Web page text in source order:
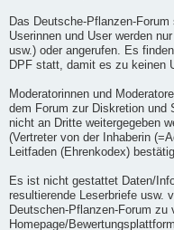
Das Deutsche-Pflanzen-
Userinnen und User werden
usw.) oder angerufen. Es
DPF statt, damit es zu keinen
Moderatorinnen und
dem Forum zur Diskretion und
nicht an Dritte weitergegeben
(Vertreter von der Inhaberin
Leitfaden (Ehrenkodex)
Es ist nicht gestattet Daten/
resultierende Leserbriefe usw.
Deutschen-Pflanzen-Forum zu
Homepage/